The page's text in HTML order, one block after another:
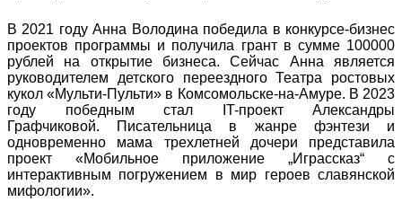
В 2021 году Анна Володина победила в конкурсе-бизнес
проектов программы и получила грант в сумме 100000
рублей на открытие бизнеса. Сейчас Анна является
руководителем детского переездного Театра ростовых
кукол «Мульти-Пульти» в Комсомольске-на-Амуре. В 2023
году победным стал IT-проект Александры
Графчиковой. Писательница в жанре фэнтези и
одновременно мама трехлетней дочери представила
проект «Мобильное приложение „Играссказ“ с
интерактивным погружением в мир героев славянской
мифологии».